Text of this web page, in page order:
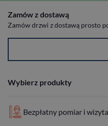
Zamów z dostawą
Zamów drzwi z dostawą prosto
Wybierz produkty
Bezpłatny pomiar i